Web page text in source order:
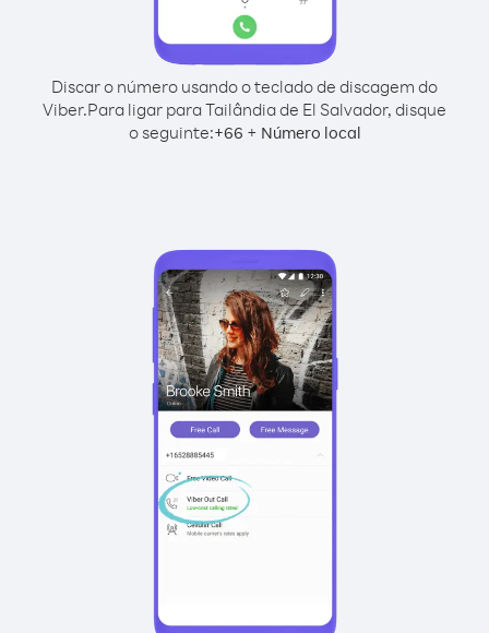
Discar o número usando o teclado de discagem do
Viber.Para ligar para Tailândia de El Salvador, disque
o seguinte:+66 + Número local